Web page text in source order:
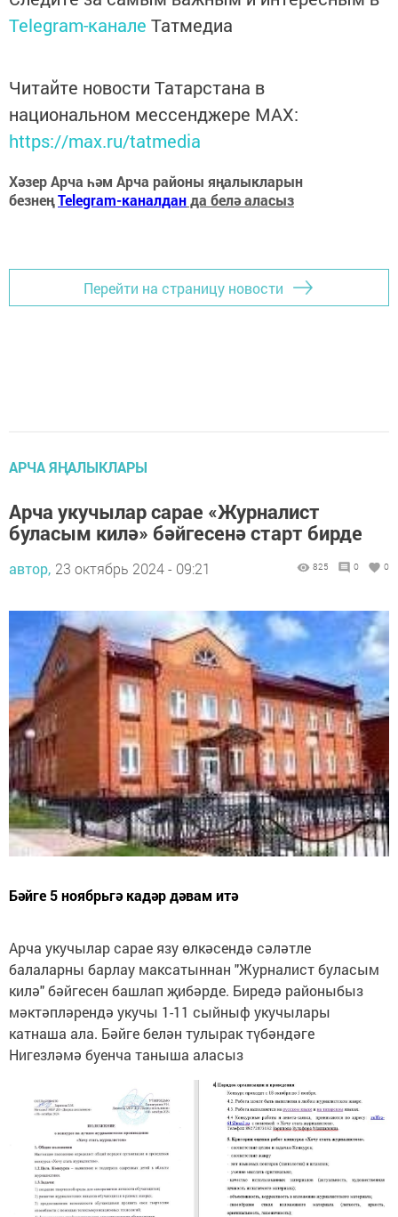
Telegram-канале Татмедиа
Читайте новости Татарстана в
национальном мессенджере MАХ:
https://max.ru/tatmedia
Хәзер Арча һәм Арча районы яңалыкларын
безнеңTelegram-каналданда белә аласыз
Перейти на страницу новости
АРЧА ЯҢАЛЫКЛАРЫ
Арча укучылар сарае «Журналист
буласым килә» бәйгесенә старт бирде
автор, 23 октябрь 2024 - 09:21 825 0 0
Бәйге 5 ноябрьгә кадәр дәвам итә
Арча укучылар сарае язу өлкәсендә сәләтле
балаларны барлау максатыннан "Журналист буласым
килә" бәйгесен башлап җибәрде. Биредә районыбыз
мәктәпләрендә укучы 1-11 сыйныф укучылары
катнаша ала. Бәйге белән тулырак түбәндәге
Нигезләмә буенча таныша аласыз